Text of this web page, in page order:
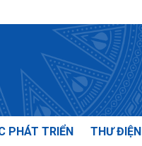
PHÁT TRIỂN THƯ